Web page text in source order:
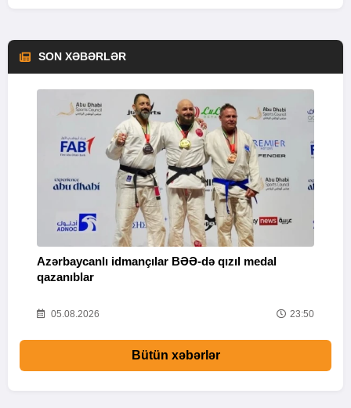
SON XƏBƏRLƏR
Azərbaycanlı idmançılar BƏƏ-də qızıl medal
qazanıblar
05.08.2026 23:50
Bütün xəbərlər